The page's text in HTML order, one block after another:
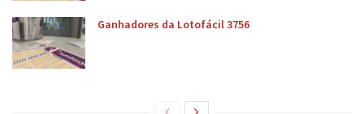
Ganhadores da Lotofácil 3756